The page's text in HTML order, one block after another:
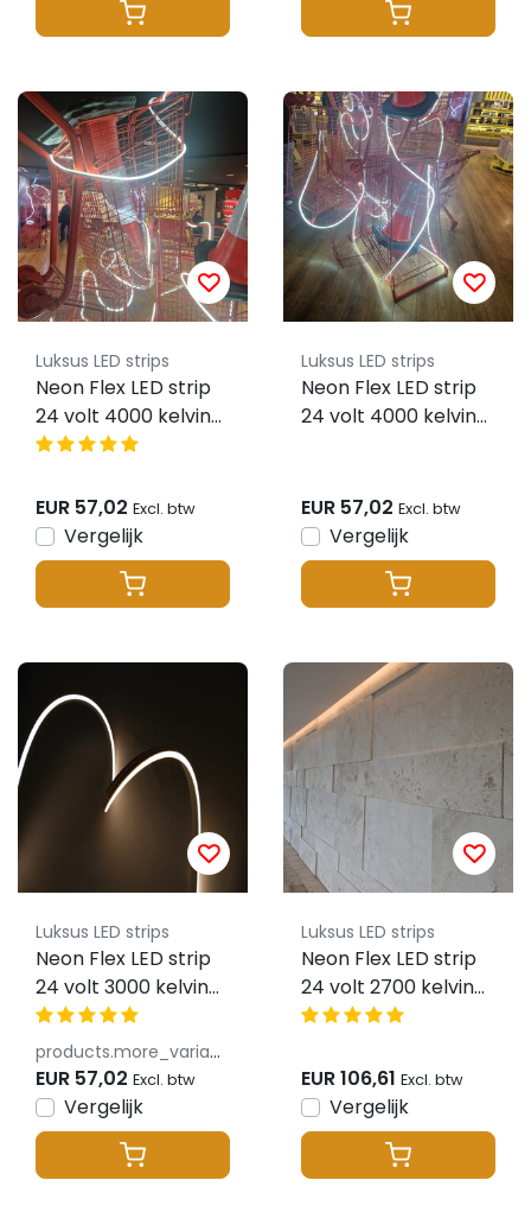
Luksus LED strips
Neon Flex LED strip
24 volt 4000 kelvin
natuurlijk wit 9,6W
– 5 meter -
EUR 57,02 Excl. btw
Vergelijk
Luksus LED strips
Neon Flex LED strip
24 volt 4000 kelvin
– 5 meter
EUR 57,02 Excl. btw
Vergelijk
Luksus LED strips
Neon Flex LED strip
24 volt 3000 kelvin
warm wit 9,6W
1000LM 6x12mm IP65
– 5 meter
products.more_variants_available
EUR 57,02 Excl. btw
Vergelijk
Luksus LED strips
Neon Flex LED strip
24 volt 2700 kelvin
extra warm wit 9,6W
– 10 meter
EUR 106,61 Excl. btw
Vergelijk